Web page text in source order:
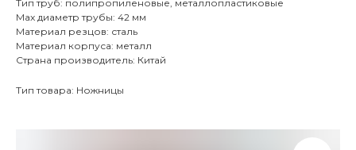
Тип труб: полипропиленовые, металлопластиковые
Max диаметр трубы: 42 мм
Материал резцов: сталь
Материал корпуса: металл
Страна производитель: Китай
Тип товара: Ножницы